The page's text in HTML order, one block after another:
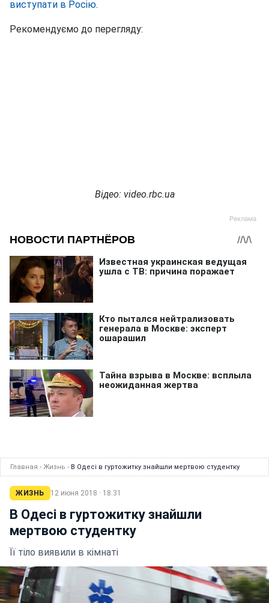
виступати в Росію.
Рекомендуємо до перегляду:
Відео: video.rbc.ua
Главная › Жизнь › В Одесі в гуртожитку знайшли мертвою студентку
ЖИЗНЬ 12 июня 2018 · 18:31
В Одесі в гуртожитку знайшли
мертвою студентку
Її тіло виявили в кімнаті